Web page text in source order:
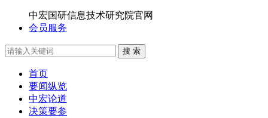
中宏国研信息技术研究院官网
会员服务
搜 索
首页
要闻纵览
中宏论道
决策要参